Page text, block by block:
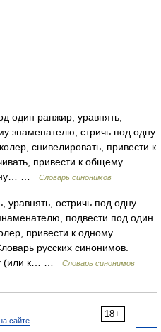
один ранжир, уравнять,
знаменателю, стричь под одну
снивелировать, привести к
привести к общему
…
Словарь синонимов
уравнять, остричь под одну
подвести под один
привести к одному
русских синонимов.
(или к… …
Словарь синонимов
18+
сайте